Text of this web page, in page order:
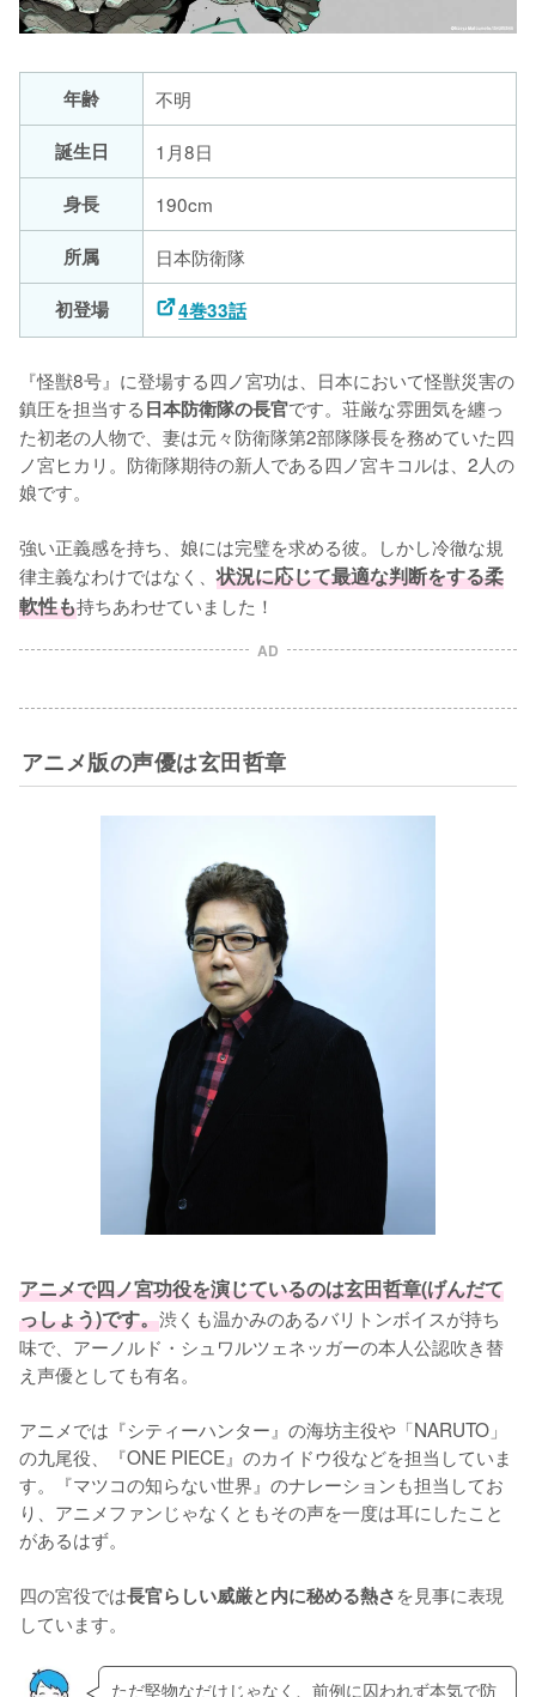
年齢
不明
誕生日
1月8日
身長
190cm
所属
日本防衛隊
初登場
4巻33話
『怪獣8号』に登場する四ノ宮功は、日本において怪獣災害の
鎮圧を担当する日本防衛隊の長官です。荘厳な雰囲気を纏っ
た初老の人物で、妻は元々防衛隊第2部隊隊長を務めていた四
ノ宮ヒカリ。防衛隊期待の新人である四ノ宮キコルは、2人の
娘です。
強い正義感を持ち、娘には完璧を求める彼。しかし冷徹な規
律主義なわけではなく、状況に応じて最適な判断をする柔
軟性も持ちあわせていました！
AD
アニメ版の声優は玄田哲章
アニメで四ノ宮功役を演じているのは玄田哲章(げんだて
っしょう)です。渋くも温かみのあるバリトンボイスが持ち
味で、アーノルド・シュワルツェネッガーの本人公認吹き替
え声優としても有名。
アニメでは『シティーハンター』の海坊主役や「NARUTO」
の九尾役、『ONE PIECE』のカイドウ役などを担当していま
す。『マツコの知らない世界』のナレーションも担当してお
り、アニメファンじゃなくともその声を一度は耳にしたこと
があるはず。
四の宮役では長官らしい威厳と内に秘める熱さを見事に表現
しています。
ただ堅物なだけじゃなく、前例に囚われず本気で防